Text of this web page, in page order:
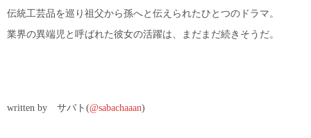
伝統工芸品を巡り祖父から孫へと伝えられたひとつのドラマ。
業界の異端児と呼ばれた彼女の活躍は、まだまだ続きそうだ。
written by サバト(@sabachaaan)